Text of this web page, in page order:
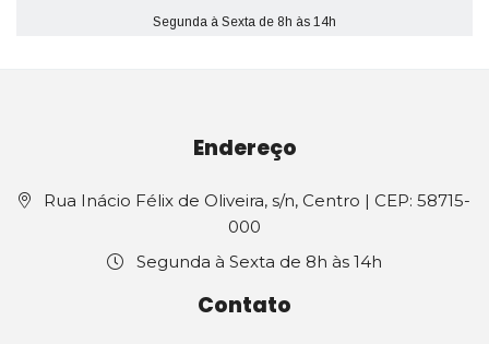
Segunda à Sexta de 8h às 14h
Endereço
Rua Inácio Félix de Oliveira, s/n, Centro | CEP: 58715-
000
Segunda à Sexta de 8h às 14h
Contato